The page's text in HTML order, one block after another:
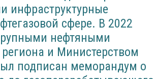
инфраструктурные
сфере. В 2022
нефтяными
и Министерством
подписан меморандум о